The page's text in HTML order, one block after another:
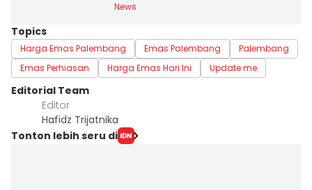
News
Topics
Harga Emas Palembang Emas Palembang
Palembang
Emas Perhiasan
Harga Emas Hari Ini Update me
Editorial Team
Editor
Hafidz Trijatnika
Tonton lebih seru di